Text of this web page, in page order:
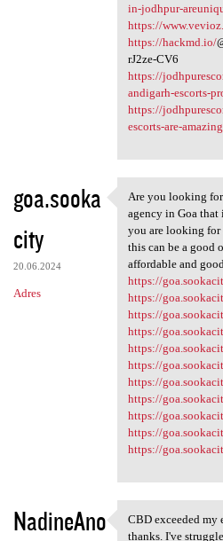
in-jodhpur-
https://
https://hackmd.io/
rJ2ze-CV6
https://
andigarh-escorts-
https://
escorts-are-amazing
goa.sooka
city
20.06.2024
Adres
Are you
Are you looking for
agency in Goa that
you are looking for
this can be a good
affordable and
https://
https://
https://
https://
https://
https://
https://
https://
https://
https://
https://
NadineAno CBD exceeded
CBD exceeded my
thanks. I've